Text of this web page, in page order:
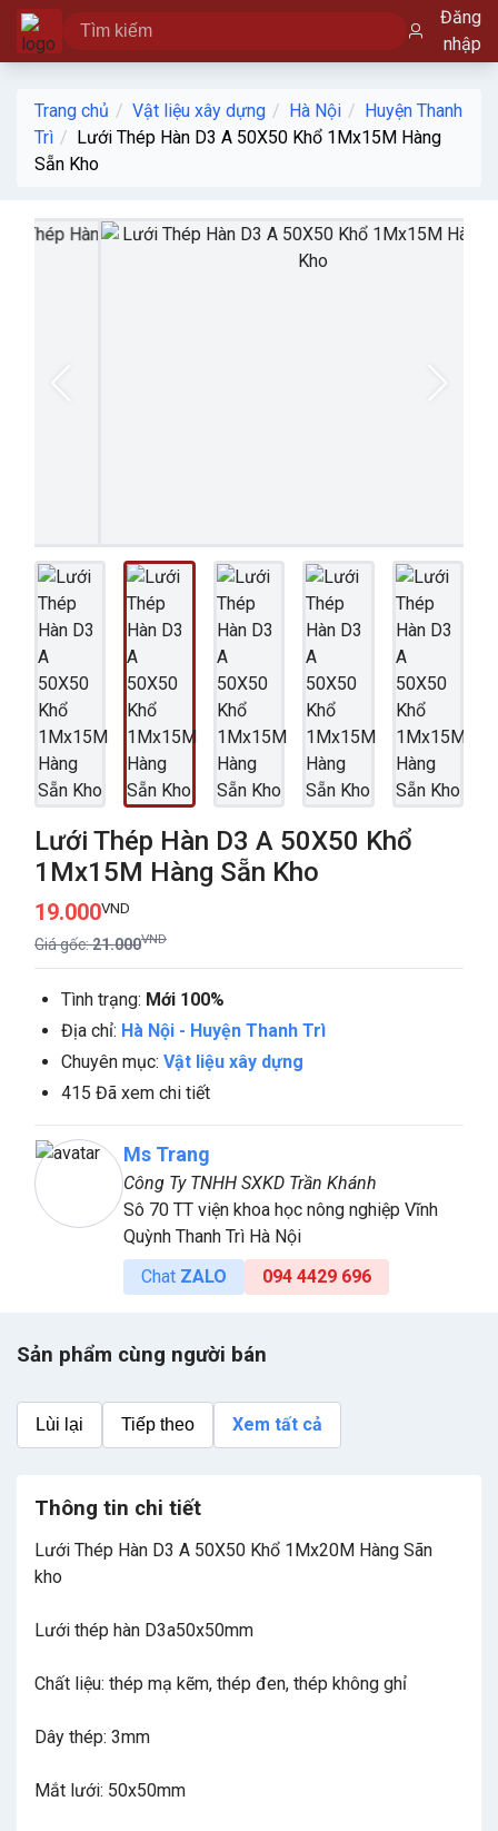
Đăng
nhập
Trang chủ Vật liệu xây dựng Hà Nội
Huyện Thanh
Trì
Lưới Thép Hàn D3 A 50X50 Khổ 1Mx15M Hàng
Sẵn Kho
Lưới Thép Hàn D3 A 50X50 Khổ
1Mx15M Hàng Sẵn Kho
19.000VND
Giá gốc:21.000VND
Tình trạng: Mới 100%
Địa chỉ: Hà Nội - Huyện Thanh Trì
Chuyên mục: Vật liệu xây dựng
415 Đã xem chi tiết
Ms Trang
Công Ty TNHH SXKD Trần Khánh
Sô 70 TT viện khoa học nông nghiệp Vĩnh
Quỳnh Thanh Trì Hà Nội
Chat ZALO 094 4429 696
Sản phẩm cùng người bán
Lùi lại Tiếp theo Xem tất cả
Thông tin chi tiết
Lưới Thép Hàn D3 A 50X50 Khổ 1Mx20M Hàng Sãn
kho
Lưới thép hàn D3a50x50mm
Chất liệu: thép mạ kẽm, thép đen, thép không ghỉ
Dây thép: 3mm
Mắt lưới: 50x50mm